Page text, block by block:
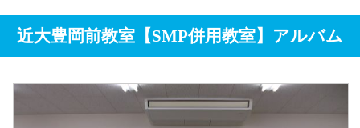
近大豊岡前教室【SMP併用教室】 アルバム